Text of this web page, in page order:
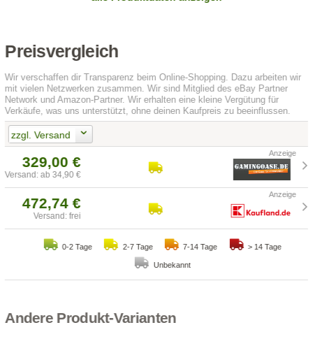
Preisvergleich
Wir verschaffen dir Transparenz beim Online-Shopping. Dazu arbeiten wir
mit vielen Netzwerken zusammen. Wir sind Mitglied des eBay Partner
Network und Amazon-Partner. Wir erhalten eine kleine Vergütung für
Verkäufe, was uns unterstützt, ohne deinen Kaufpreis zu beeinflussen.
zzgl. Versand
329,00 €
Versand: ab 34,90 €
472,74 €
Versand: frei
0-2 Tage 2-7 Tage 7-14 Tage > 14 Tage
Unbekannt
Andere Produkt-Varianten